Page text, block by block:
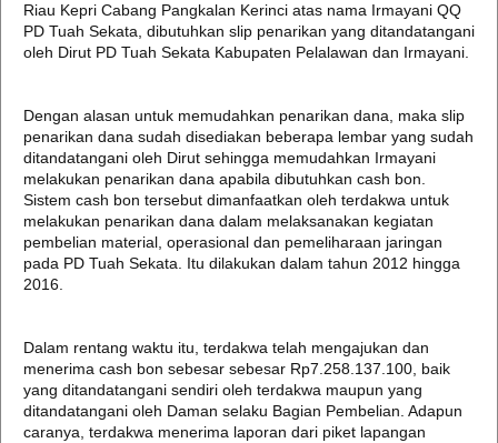
Riau Kepri Cabang Pangkalan Kerinci atas nama Irmayani QQ
PD Tuah Sekata, dibutuhkan slip penarikan yang ditandatangani
oleh Dirut PD Tuah Sekata Kabupaten Pelalawan dan Irmayani.
Dengan alasan untuk memudahkan penarikan dana, maka slip
penarikan dana sudah disediakan beberapa lembar yang sudah
ditandatangani oleh Dirut sehingga memudahkan Irmayani
melakukan penarikan dana apabila dibutuhkan cash bon.
Sistem cash bon tersebut dimanfaatkan oleh terdakwa untuk
melakukan penarikan dana dalam melaksanakan kegiatan
pembelian material, operasional dan pemeliharaan jaringan
pada PD Tuah Sekata. Itu dilakukan dalam tahun 2012 hingga
2016.
Dalam rentang waktu itu, terdakwa telah mengajukan dan
menerima cash bon sebesar sebesar Rp7.258.137.100, baik
yang ditandatangani sendiri oleh terdakwa maupun yang
ditandatangani oleh Daman selaku Bagian Pembelian. Adapun
caranya, terdakwa menerima laporan dari piket lapangan